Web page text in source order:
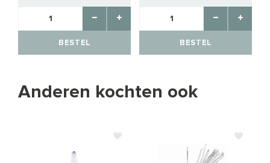
BESTEL BESTEL
Anderen kochten ook